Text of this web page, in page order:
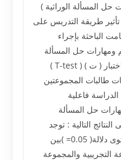
حل المسألة الوراثية )
طريقة التدريس على
الباحثة بإجراء
ومهارات حل المسألة
الوراثية ). وقد استخدمت الباحثة اختبار ( ت ) ( T-test )
طالبات المجموعتين
فاعلية
حل المسألة
التالية : توجد
فروق ذات دلالة إحصائية عند مستوى دلالة( 0.05= )بين
والمجموعة